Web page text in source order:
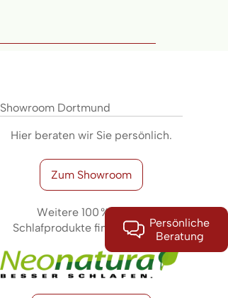
Persönliche
Beratung
Showroom Dortmund
Hier beraten wir Sie persönlich.
Zum Showroom
Weitere 100 % Natur-
Schlafprodukte finden Sie hier: